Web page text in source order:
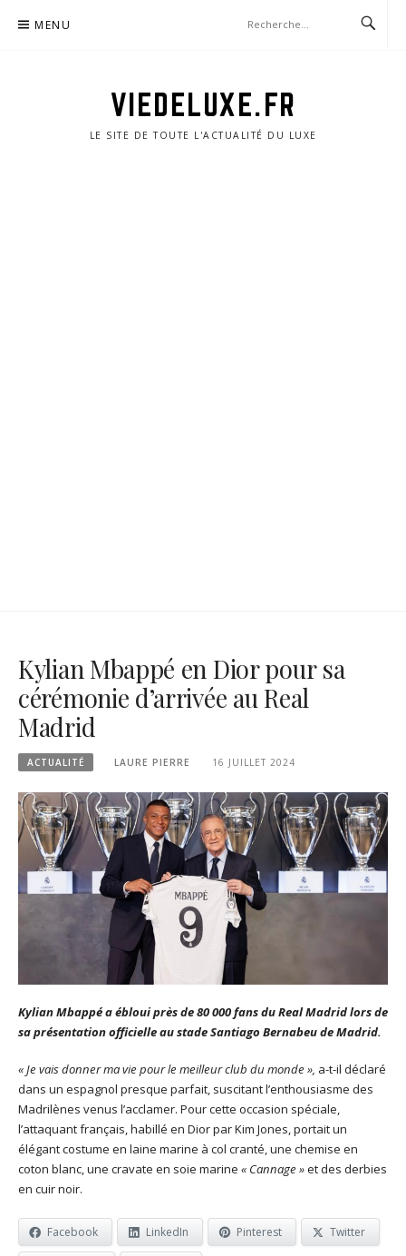
MENU
VIEDELUXE.FR
LE SITE DE TOUTE L'ACTUALITÉ DU LUXE
Kylian Mbappé en Dior pour sa
cérémonie d’arrivée au Real
Madrid
ACTUALITÉ LAURE PIERRE 16 JUILLET 2024
Kylian Mbappé a ébloui près de 80 000 fans du Real Madrid lors de
sa présentation officielle au stade Santiago Bernabeu de Madrid.
« Je vais donner ma vie pour le meilleur club du monde », a-t-il déclaré
dans un espagnol presque parfait, suscitant l’enthousiasme des
Madrilènes venus l’acclamer. Pour cette occasion spéciale,
l’attaquant français, habillé en Dior par Kim Jones, portait un
élégant costume en laine marine à col cranté, une chemise en
coton blanc, une cravate en soie marine « Cannage »et des derbies
en cuir noir.
Facebook LinkedIn Pinterest Twitter